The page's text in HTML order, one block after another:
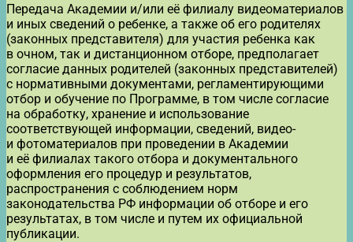
Передача Академии и/или её филиалу видеоматериалов
и иных сведений о ребенке, а также об его родителях
(законных представителя) для участия ребенка как
в очном, так и дистанционном отборе, предполагает
согласие данных родителей (законных представителей)
с нормативными документами, регламентирующими
отбор и обучение по Программе, в том числе согласие
на обработку, хранение и использование
соответствующей информации, сведений, видео-
и фотоматериалов при проведении в Академии
и её филиалах такого отбора и документального
оформления его процедур и результатов,
распространения с соблюдением норм
законодательства РФ информации об отборе и его
результатах, в том числе и путем их официальной
публикации.